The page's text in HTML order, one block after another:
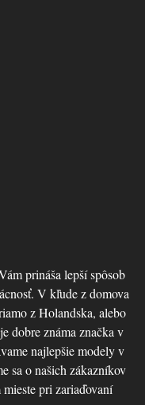
prináša lepší spôsob
V kľude z domova
z Holandska, alebo
známa značka v
najlepšie modely v
sa o našich zákazníkov
mieste pri zariaďovaní